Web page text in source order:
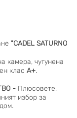
"CADEL SATURNO
камера, чугунена
клас А+.
- Плюсовете,
избор за